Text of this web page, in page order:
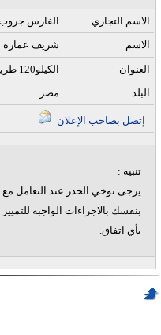
الفارس
الاسم التجاري
شريف عمارة
الاسم
الكيلو120 طريق مصر الاسكندرية الزراعي
العنوان
مصر
البلد
تنبيه :
يرجى توخي الحذر عند التعامل
بنفسك بالاجراءات الواجبة
بأي اتفاق.